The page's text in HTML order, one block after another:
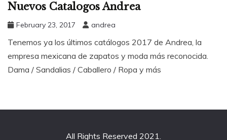
Nuevos Catalogos Andrea
February 23, 2017 andrea
Tenemos ya los últimos catálogos 2017 de Andrea, la
empresa mexicana de zapatos y moda más reconocida.
Dama / Sandalias / Caballero / Ropa y más
All Rights Reserved 2021.